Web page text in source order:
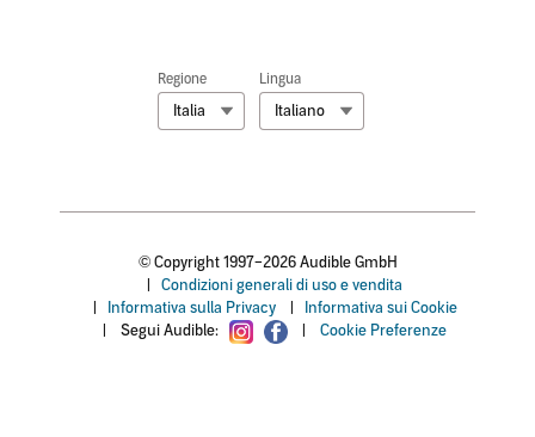
Regione
Italia
Lingua
Italiano
© Copyright 1997–2026 Audible GmbH
Condizioni generali di uso e vendita
Informativa sulla Privacy|
Informativa sui Cookie
Segui Audible: Cookie Preferenze